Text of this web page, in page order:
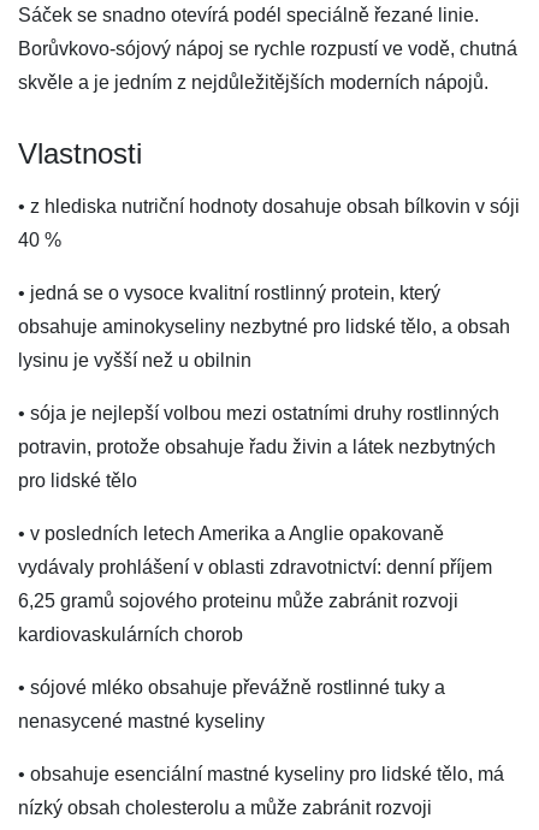
Sáček se snadno otevírá podél speciálně řezané linie.
Borůvkovo-sójový nápoj se rychle rozpustí ve vodě, chutná
skvěle a je jedním z nejdůležitějších moderních nápojů.
Vlastnosti
• z hlediska nutriční hodnoty dosahuje obsah bílkovin v sóji
40 %
• jedná se o vysoce kvalitní rostlinný protein, který
obsahuje aminokyseliny nezbytné pro lidské tělo, a obsah
lysinu je vyšší než u obilnin
• sója je nejlepší volbou mezi ostatními druhy rostlinných
potravin, protože obsahuje řadu živin a látek nezbytných
pro lidské tělo
• v posledních letech Amerika a Anglie opakovaně
vydávaly prohlášení v oblasti zdravotnictví: denní příjem
6,25 gramů sojového proteinu může zabránit rozvoji
kardiovaskulárních chorob
• sójové mléko obsahuje převážně rostlinné tuky a
nenasycené mastné kyseliny
• obsahuje esenciální mastné kyseliny pro lidské tělo, má
nízký obsah cholesterolu a může zabránit rozvoji